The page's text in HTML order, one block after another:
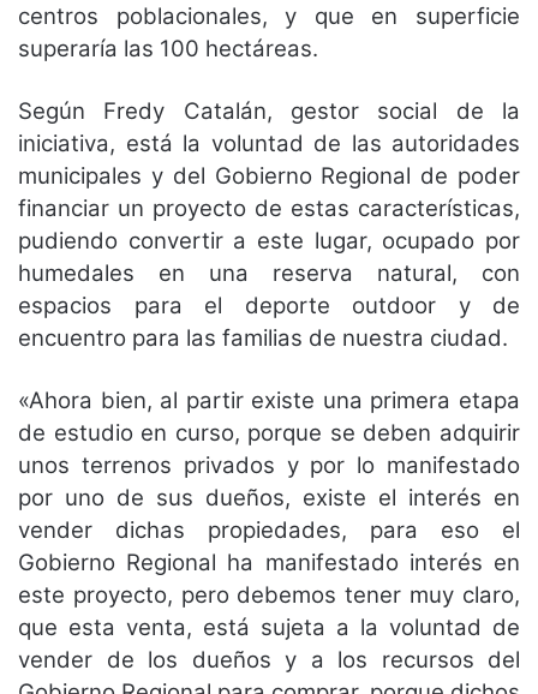
centros poblacionales, y que en superficie
superaría las 100 hectáreas.
Según Fredy Catalán, gestor social de la
iniciativa, está la voluntad de las autoridades
municipales y del Gobierno Regional de poder
financiar un proyecto de estas características,
pudiendo convertir a este lugar, ocupado por
humedales en una reserva natural, con
espacios para el deporte outdoor y de
encuentro para las familias de nuestra ciudad.
«Ahora bien, al partir existe una primera etapa
de estudio en curso, porque se deben adquirir
unos terrenos privados y por lo manifestado
por uno de sus dueños, existe el interés en
vender dichas propiedades, para eso el
Gobierno Regional ha manifestado interés en
este proyecto, pero debemos tener muy claro,
que esta venta, está sujeta a la voluntad de
vender de los dueños y a los recursos del